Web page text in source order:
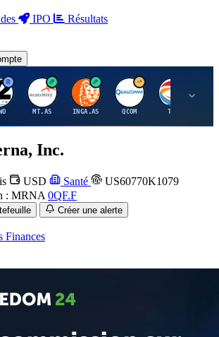
IPO
Résultats
A
MT.AS
I
INGA.AS
Q
QCOM
T
TTE
Inc.
USD Santé
US60770K1079
: MRNA 0QF.F
Créer une alerte
Finances